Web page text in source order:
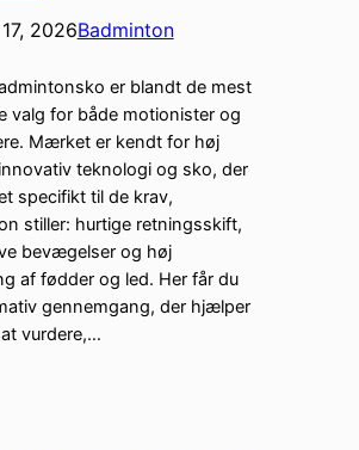
2026Badminton
er blandt de mest
valg for både motionister og
Mærket er kendt for høj
teknologi og sko, der
specifikt til de krav,
stiller: hurtige retningsskift,
bevægelser og høj
af fødder og led. Her får du
gennemgang, der hjælper
vurdere,…